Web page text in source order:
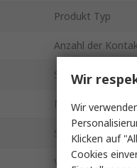
Produkt Typ
Anzahl der
Stromstärke
Montageart
Steckergröße
Verbindungstyp
Wir
Wir
Klicken auf
Cookies